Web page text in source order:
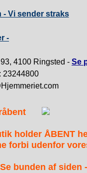
- Vi sender straks
-
4100 Ringsted - Se
23244800
holder ÅBENT
forbi udenfor
bunden af siden -